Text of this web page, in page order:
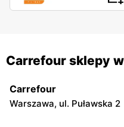
Carrefour sklepy
Carrefour
Warszawa, ul. Puławska 2